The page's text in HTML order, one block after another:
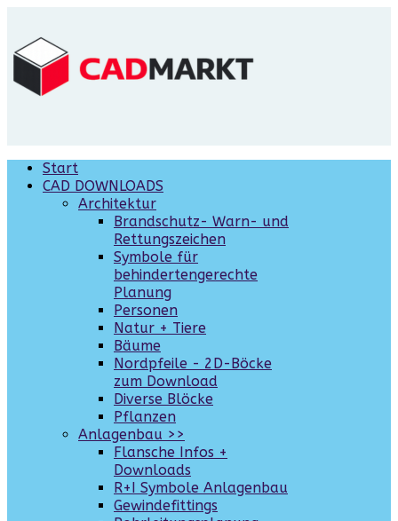
Start
CAD DOWNLOADS
Architektur
Brandschutz- Warn- und
Rettungszeichen
Symbole für
behindertengerechte
Planung
Personen
Natur + Tiere
Bäume
Nordpfeile - 2D-Böcke
zum Download
Diverse Blöcke
Pflanzen
Anlagenbau >>
Flansche Infos +
Downloads
R+I Symbole Anlagenbau
Gewindefittings